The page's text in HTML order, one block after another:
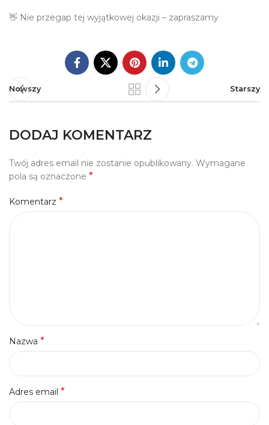
👋 Nie przegap tej wyjątkowej okazji – zapraszamy
Nowszy Starszy
DODAJ KOMENTARZ
Twój adres email nie zostanie opublikowany. Wymagane
pola są oznaczone *
Komentarz *
Nazwa *
Adres email *